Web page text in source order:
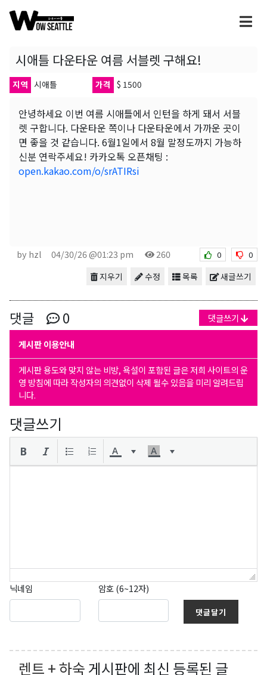
시애틀 다운타운 여름 서블렛 구해요!
지역 시애틀 가격 $ 1500
안녕하세요 이번 여름 시애틀에서 인턴을 하게 돼서 서블
렛 구합니다. 다운타운 쪽이나 다운타운에서 가까운 곳이
면 좋을 것 같습니다. 6월1일에서 8월 말정도까지 가능하
신분 연락주세요! 카카오톡 오픈채팅 :
open.kakao.com/o/srATIRsi
by hzl 04/30/26 @01:23 pm 260 0 0
새글쓰기
목록
수정
지우기
댓글 0 댓글쓰기
게시판 이용안내
게시판 용도와 맞지 않는 비방, 욕설이 포함된 글은 저희 사이트의 운
영 방침에 따라 작성자의 의견없이 삭제 될수 있음을 미리 알려드립
니다.
댓글쓰기
닉네임 암호 (6~12자)
댓글달기
렌트 + 하숙 게시판에 최신 등록된 글